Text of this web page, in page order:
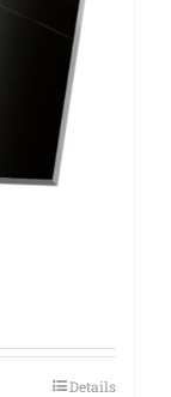
Details